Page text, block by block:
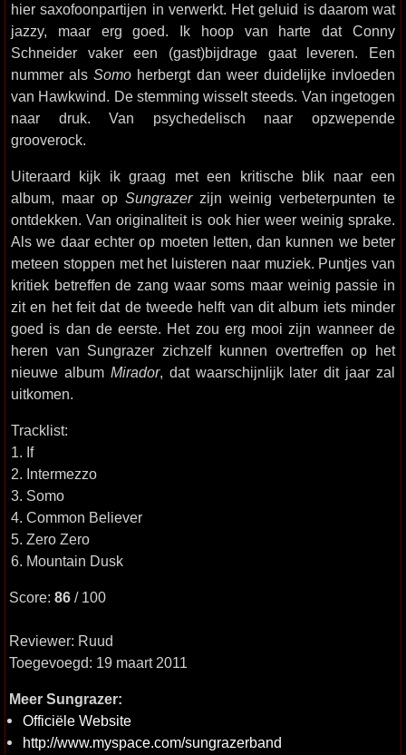
hier saxofoonpartijen in verwerkt. Het geluid is daarom wat
jazzy, maar erg goed. Ik hoop van harte dat Conny
Schneider vaker een (gast)bijdrage gaat leveren. Een
nummer alsSomo herbergt dan weer duidelijke invloeden
van Hawkwind. De stemming wisselt steeds. Van ingetogen
naar druk. Van psychedelisch naar opzwepende
grooverock.
Uiteraard kijk ik graag met een kritische blik naar een
album, maar op Sungrazerzijn weinig verbeterpunten te
ontdekken. Van originaliteit is ook hier weer weinig sprake.
Als we daar echter op moeten letten, dan kunnen we beter
meteen stoppen met het luisteren naar muziek. Puntjes van
kritiek betreffen de zang waar soms maar weinig passie in
zit en het feit dat de tweede helft van dit album iets minder
goed is dan de eerste. Het zou erg mooi zijn wanneer de
heren van Sungrazer zichzelf kunnen overtreffen op het
nieuwe album Mirador, dat waarschijnlijk later dit jaar zal
uitkomen.
Tracklist:
1. If
2. Intermezzo
3. Somo
4. Common Believer
5. Zero Zero
6. Mountain Dusk
Score: 86 / 100
Reviewer: Ruud
Toegevoegd: 19 maart 2011
Meer Sungrazer:
Officiële Website
http://www.myspace.com/sungrazerband